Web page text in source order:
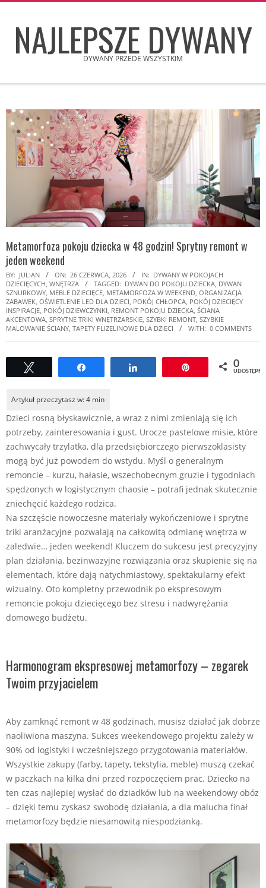
contentNAJLEPSZE DYWANY
DYWANY PRZEDE WSZYSTKIM
Menu
Metamorfoza pokoju dziecka w 48 godzin! Sprytny remont w
jeden weekend
BY: JULIAN ON: 26 CZERWCA, 2026 IN: DYWANY W POKOJACH
DZIECIĘCYCH WNĘTRZA TAGGED: DYWAN DO POKOJU DZIECKA DYWAN
SZNURKOWY MEBLE DZIECIĘCE METAMORFOZA W WEEKEND ORGANIZACJA
ZABAWEK OŚWIETLENIE LED DLA DZIECI POKÓJ CHŁOPCA POKÓJ DZIECIĘCY
INSPIRACJE POKÓJ DZIEWCZYNKI REMONT POKOJU DZIECKA ŚCIANA
AKCENTOWA SPRYTNE TRIKI WNĘTRZARSKIE SZYBKI REMONT SZYBKIE
MALOWANIE ŚCIANY TAPETY FLIZELINOWE DLA DZIECI WITH: 0 COMMENTS
Udostępnij Udostępnij Przypnij 0
Dzieci rosną błyskawicznie, a wraz z nimi zmieniają się ich
potrzeby, zainteresowania i gust. Urocze pastelowe misie, które
zachwycały trzylatka, dla przedsiębiorczego pierwszoklasisty
mogą być już powodem do wstydu. Myśl o generalnym
remoncie – kurzu, hałasie, wszechobecnym gruzie i tygodniach
spędzonych w logistycznym chaosie – potrafi jednak skutecznie
zniechęcić każdego rodzica.
Na szczęście nowoczesne materiały wykończeniowe i sprytne
triki aranżacyjne pozwalają na całkowitą odmianę wnętrza w
zaledwie… jeden weekend! Kluczem do sukcesu jest precyzyjny
plan działania, bezinwazyjne rozwiązania oraz skupienie się na
elementach, które dają natychmiastowy, spektakularny efekt
wizualny. Oto kompletny przewodnik po ekspresowym
remoncie pokoju dziecięcego bez stresu i nadwyrężania
domowego budżetu.
Harmonogram ekspresowej metamorfozy – zegarek
Twoim przyjacielem
Aby zamknąć remont w 48 godzinach, musisz działać jak dobrze
naoliwiona maszyna. Sukces weekendowego projektu zależy w
90% od logistyki i wcześniejszego przygotowania materiałów.
Wszystkie zakupy (farby, tapety, tekstylia, meble) muszą czekać
w paczkach na kilka dni przed rozpoczęciem prac. Dziecko na
ten czas najlepiej wysłać do dziadków lub na weekendowy obóz
– dzięki temu zyskasz swobodę działania, a dla malucha finał
metamorfozy będzie niesamowitą niespodzianką.